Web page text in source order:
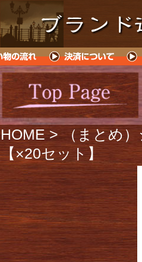
HOME > （まとめ
【×20セット】